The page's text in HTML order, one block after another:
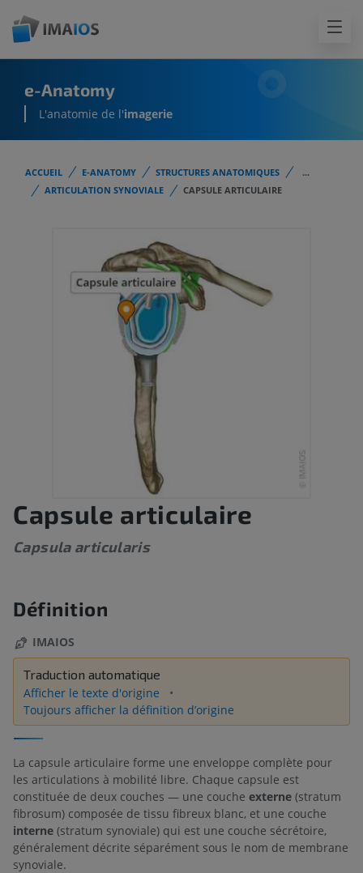
e-Anatomy
L'anatomie de l'imagerie
ACCUEIL E-ANATOMY STRUCTURES ANATOMIQUES
...
ARTICULATION SYNOVIALE
CAPSULE ARTICULAIRE
Capsule articulaire
Capsula articularis
Définition
IMAIOS
Traduction automatique
Afficher le texte d'origine
Toujours afficher la définition d’origine
La capsule articulaire forme une enveloppe complète pour
les articulations à mobilité libre. Chaque capsule est
constituée de deux couches — une couche externe (stratum
fibrosum) composée de tissu fibreux blanc, et une couche
interne (stratum synoviale) qui est une couche sécrétoire,
généralement décrite séparément sous le nom de membrane
synoviale.